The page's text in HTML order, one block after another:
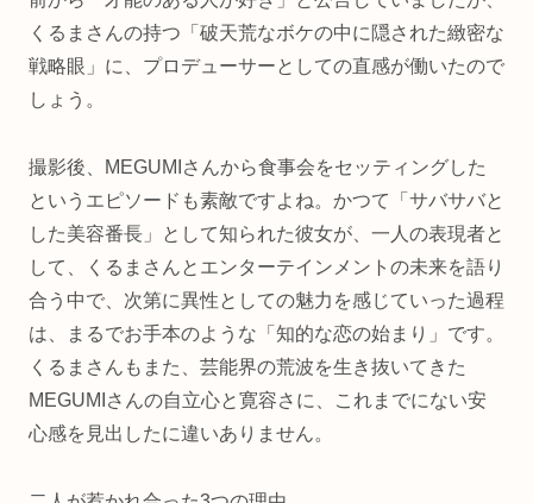
くるまさんの持つ「破天荒なボケの中に隠された緻密な
戦略眼」に、プロデューサーとしての直感が働いたので
しょう。
撮影後、MEGUMIさんから食事会をセッティングした
というエピソードも素敵ですよね。かつて「サバサバと
した美容番長」として知られた彼女が、一人の表現者と
して、くるまさんとエンターテインメントの未来を語り
合う中で、次第に異性としての魅力を感じていった過程
は、まるでお手本のような「知的な恋の始まり」です。
くるまさんもまた、芸能界の荒波を生き抜いてきた
MEGUMIさんの自立心と寛容さに、これまでにない安
心感を見出したに違いありません。